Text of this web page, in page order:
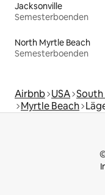
Jacksonville
Semesterboenden
North Myrtle Beach
Semesterboenden
Airbnb USA
Myrtle Beach